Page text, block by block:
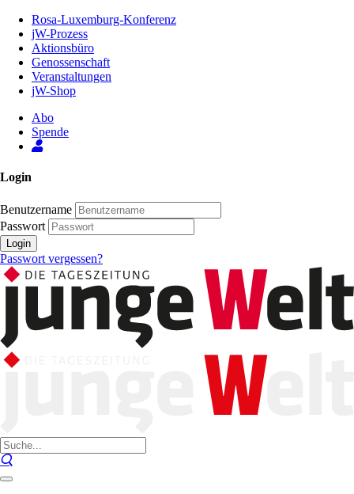
Inhalt
Seite
Rosa-Luxemburg-Konferenz
jW-Prozess
Aktionsbüro
Genossenschaft
Veranstaltungen
jW-Shop
Abo
Spende
Login
Benutzername
Passwort
Login
Passwort vergessen?